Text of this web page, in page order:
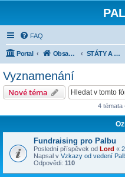
FAQ
Portal Obsah fóra STÁTY A JEJICH ARMÁDY 1918-1945
Vyznamenání
Nové téma
4 témata
Fundraising pro Palbu
Poslední příspěvek od Lord «
Napsal v Vzkazy od vedení
Odpovědi: 110